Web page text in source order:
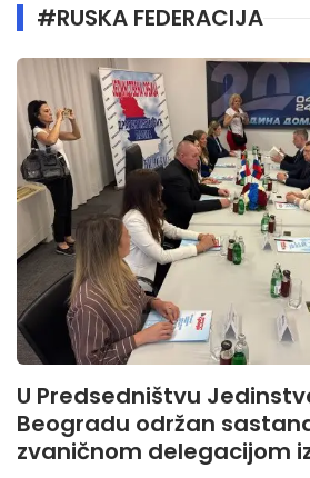
#RUSKA FEDERACIJA
U Predsedništvu
Beogradu održan
zvaničnom delegacijom